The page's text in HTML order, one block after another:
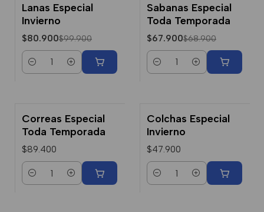
-19% Dcto.
Lanas Especial
Invierno
$80.900$99.900
Cantidad
-1% Dcto.
Sabanas Especial
Toda Temporada
$67.900$68.900
Cantidad
Correas Especial
Toda Temporada
$89.400
Cantidad
Colchas Especial
Invierno
$47.900
Cantidad